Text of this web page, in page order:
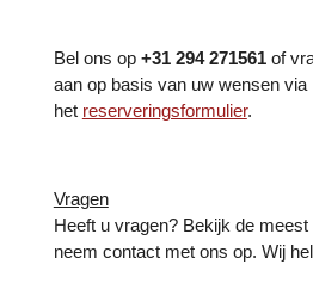
Bel ons op +31 294 271561 of
aan op basis van uw wensen via
het reserveringsformulier.
Vragen
Heeft u vragen? Bekijk de
neem contact met ons op. Wij